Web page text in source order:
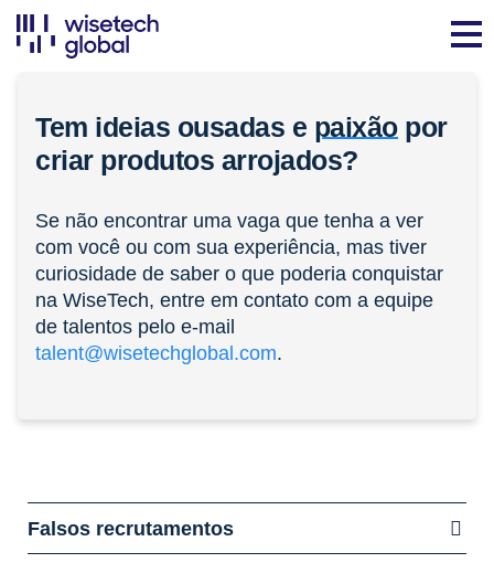
Tem ideias ousadas e paixãopor
criar produtos arrojados?
Se não encontrar uma vaga que tenha a ver
com você ou com sua experiência, mas tiver
curiosidade de saber o que poderia conquistar
na WiseTech, entre em contato com a equipe
de talentos pelo e-mail
talent@wisetechglobal.com.
Falsos recrutamentos